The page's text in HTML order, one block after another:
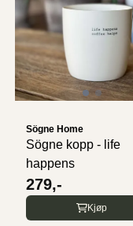
Sögne Home
Sögne kopp - life
happens
279,-
Kjøp